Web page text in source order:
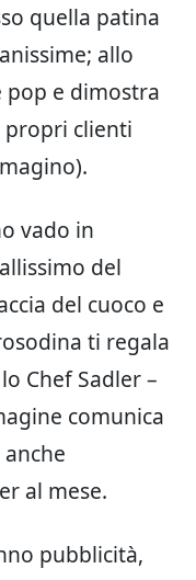
quella patina
allo
pop e dimostra
propri clienti
vado in
del
del cuoco e
ti regala
Chef Sadler –
comunica
al mese.
pubblicità,